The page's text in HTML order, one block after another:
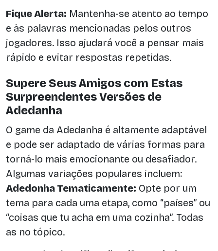
Fique Alerta: Mantenha-se atento ao tempo
e às palavras mencionadas pelos outros
jogadores. Isso ajudará você a pensar mais
rápido e evitar respostas repetidas.
Supere Seus Amigos com Estas
Surpreendentes Versões de
Adedanha
O game da Adedanha é altamente adaptável
e pode ser adaptado de várias formas para
torná-lo mais emocionante ou desafiador.
Algumas variações populares incluem:
Adedonha Tematicamente: Opte por um
tema para cada uma etapa, como “países” ou
“coisas que tu acha em uma cozinha”. Todas
as no tópico.